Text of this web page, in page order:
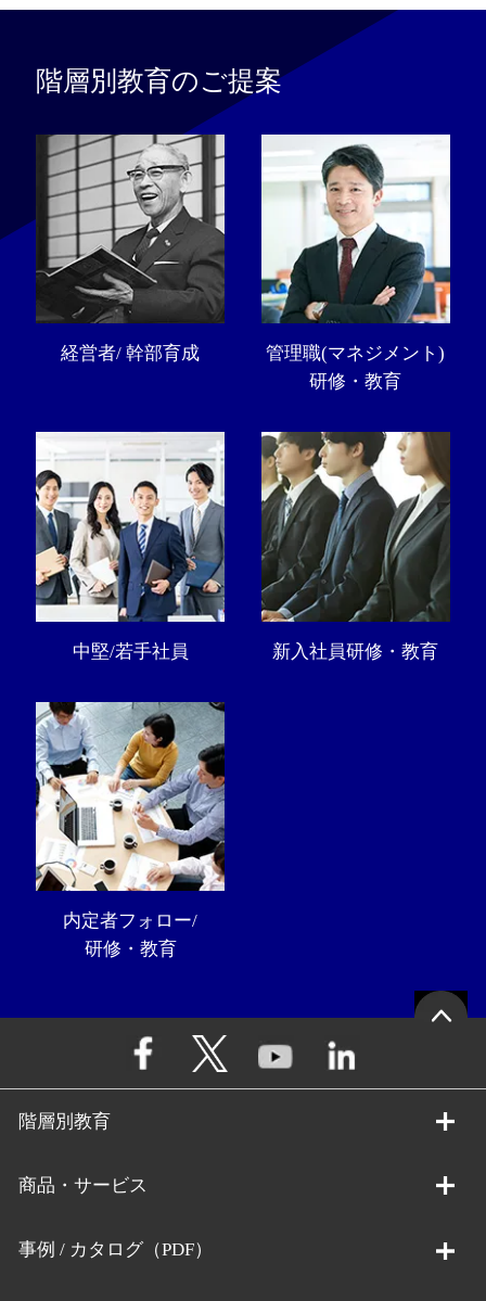
階層別教育のご提案
経営者/ 幹部育成
管理職(マネジメント)
研修・教育
中堅/若手社員 新入社員研修・教育
内定者フォロー/
研修・教育
階層別教育
商品・サービス
事例 / カタログ（PDF）